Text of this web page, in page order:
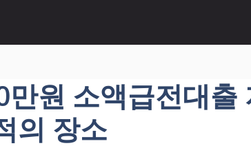
만원 소액급전대출
의 장소